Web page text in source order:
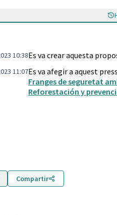
10:38Es va crear aquesta
11:07Es va afegir a aquest
Franges de seguretat
Reforestación y
per: Municipi
Compartir